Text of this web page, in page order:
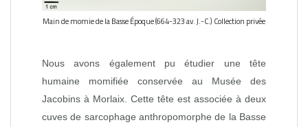
Main de momie de la Basse Époque (664-323 av. J.-C.) Collection privée
Nous avons également pu étudier une tête
humaine momifiée conservée au Musée des
Jacobins à Morlaix. Cette tête est associée à deux
cuves de sarcophage anthropomorphe de la Basse